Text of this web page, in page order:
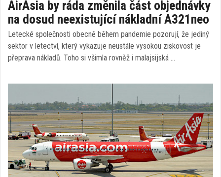
AirAsia by ráda změnila část objednávky
na dosud neexistující nákladní A321neo
Letecké společnosti obecně během pandemie pozorují, že jediný
sektor v letectví, který vykazuje neustále vysokou ziskovost je
přeprava nákladů. Toho si všimla rovněž i malajsijská …